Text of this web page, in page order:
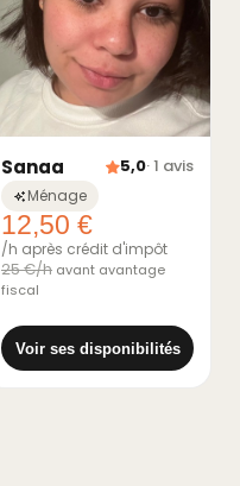
Sanaa 5,0· 1 avis
Ménage
12,50 €
/h après crédit d'impôt
25 €/h avant avantage
fiscal
Voir ses disponibilités